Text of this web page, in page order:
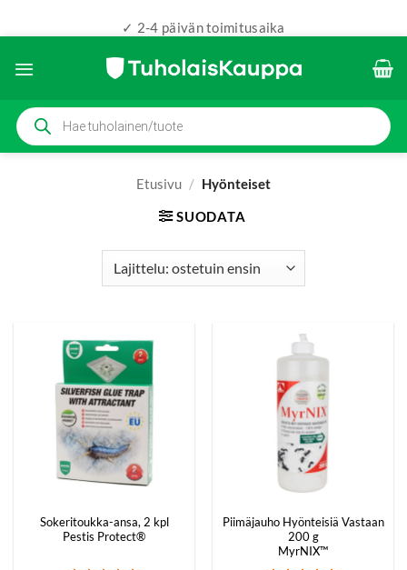
Products
search
Etusivu / Hyönteiset
SUODATA
Sokeritoukka-ansa, 2 kpl
Pestis Protect®
Piimäjauho Hyönteisiä Vastaan
200 g
MyrNIX™
✓ 2-4 päivän toimitusaika